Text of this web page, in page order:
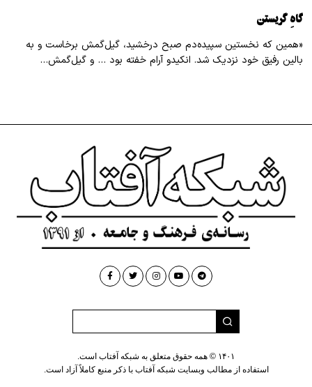
گاهِ گریستن
«همین که نخستین سپیده‌دم صبح درخشید، گیل‌گمش برخاست و به
بالین رفیق خود نزدیک شد. انکیدو آرام خفته بود … و گیل‌گمش…
۱۴۰۱ © همه حقوق متعلق به شبکه آفتاب است.
استفاده از مطالب وبسایت شبکه آفتاب با ذکر منبع کاملاً آزاد است.